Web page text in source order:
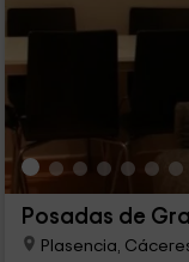
Posadas de
Plasencia,